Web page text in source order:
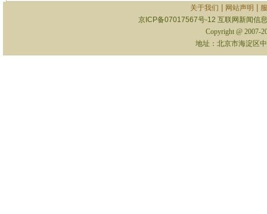
关于我们 网站声明
京ICP备07017567号-12 互联网新闻信
Copyright @ 2007-
地址：北京市海淀区